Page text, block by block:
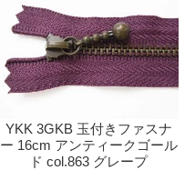
YKK 3GKB 玉付きファスナ
ー 16cm アンティークゴール
ド col.863 グレープ